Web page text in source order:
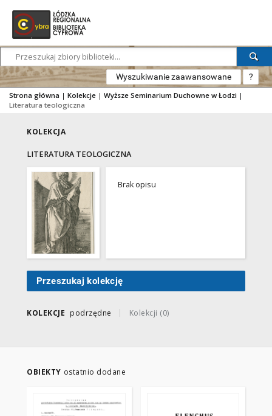
Wyszukiwanie zaawansowane ?
Strona główna | Kolekcje | Wyższe Seminarium Duchowne w Łodzi |
Literatura teologiczna
KOLEKCJA
LITERATURA TEOLOGICZNA
Brak opisu
Przeszukaj kolekcję
KOLEKCJE podrzędne Kolekcji (0)
OBIEKTY ostatnio dodane